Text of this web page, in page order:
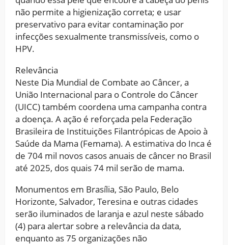
não permite a higienização correta; e usar
preservativo para evitar contaminação por
infecções sexualmente transmissíveis, como o
HPV.
Relevância
Neste Dia Mundial de Combate ao Câncer, a
União Internacional para o Controle do Câncer
(UICC) também coordena uma campanha contra
a doença. A ação é reforçada pela Federação
Brasileira de Instituições Filantrópicas de Apoio à
Saúde da Mama (Femama). A estimativa do Inca é
de 704 mil novos casos anuais de câncer no Brasil
até 2025, dos quais 74 mil serão de mama.
Monumentos em Brasília, São Paulo, Belo
Horizonte, Salvador, Teresina e outras cidades
serão iluminados de laranja e azul neste sábado
(4) para alertar sobre a relevância da data,
enquanto as 75 organizações não